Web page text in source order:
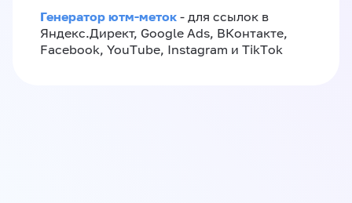
Генератор ютм-меток - для ссылок в
Яндекс.Директ, Google Ads, ВКонтакте,
Facebook, YouTube, Instagram и TikTok